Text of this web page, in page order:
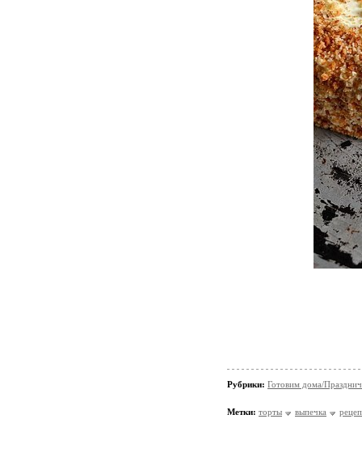
Рубрики: Готовим дома/
Метки: торты выпечка